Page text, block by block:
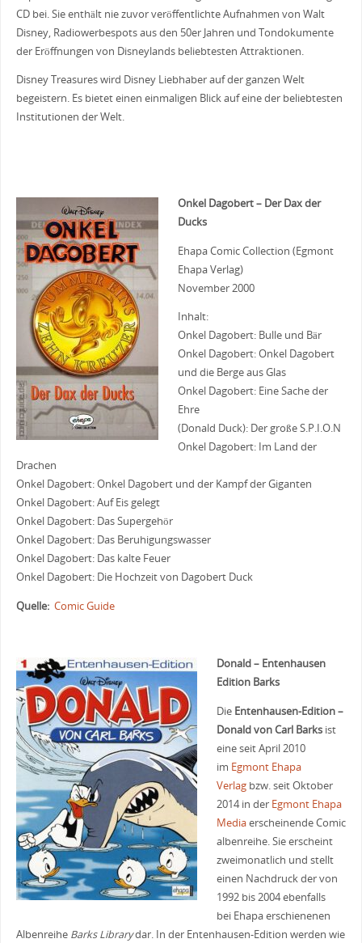
CD bei. Sie enthält nie zuvor veröffentlichte Aufnahmen von Walt
Disney, Radiowerbespots aus den 50er Jahren und Tondokumente
der Eröffnungen von Disneylands beliebtesten Attraktionen.
Disney Treasures wird Disney Liebhaber auf der ganzen Welt
begeistern. Es bietet einen einmaligen Blick auf eine der beliebtesten
Institutionen der Welt.
Onkel Dagobert – Der Dax der
Ducks
Ehapa Comic Collection (Egmont
Ehapa Verlag)
November 2000
Inhalt:
Onkel Dagobert: Bulle und Bär
Onkel Dagobert: Onkel Dagobert
und die Berge aus Glas
Onkel Dagobert: Eine Sache der
Ehre
(Donald Duck): Der große S.P.I.O.N
Onkel Dagobert: Im Land der
Drachen
Onkel Dagobert: Onkel Dagobert und der Kampf der Giganten
Onkel Dagobert: Auf Eis gelegt
Onkel Dagobert: Das Supergehör
Onkel Dagobert: Das Beruhigungswasser
Onkel Dagobert: Das kalte Feuer
Onkel Dagobert: Die Hochzeit von Dagobert Duck
Quelle: Comic Guide
Donald – Entenhausen
Edition Barks
Die Entenhausen-Edition –
Donald von Carl Barksist
eine seit April 2010
im Egmont Ehapa
Verlagbzw. seit Oktober
2014 in der Egmont Ehapa
Mediaerscheinende Comic
albenreihe. Sie erscheint
zweimonatlich und stellt
einen Nachdruck der von
1992 bis 2004 ebenfalls
bei Ehapa erschienenen
Albenreihe Barks Librarydar. In der Entenhausen-Edition werden wie